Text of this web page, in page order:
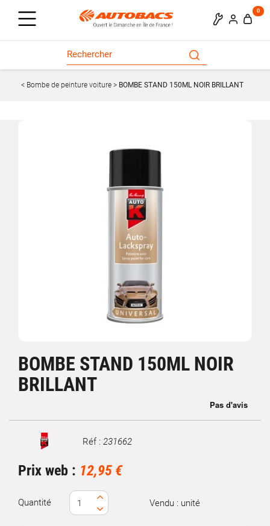
0
Bombe de peinture voiture BOMBE STAND 150ML NOIR BRILLANT
BOMBE STAND 150ML NOIR
BRILLANT
Marque Réf : 231662
Prix web : 12,95 €
Quantité Vendu : unité